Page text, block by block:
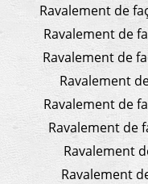
Ravalement de
Ravalement de
Ravalement de
Ravalement
Ravalement de
Ravalement de
Ravalement
Ravalement